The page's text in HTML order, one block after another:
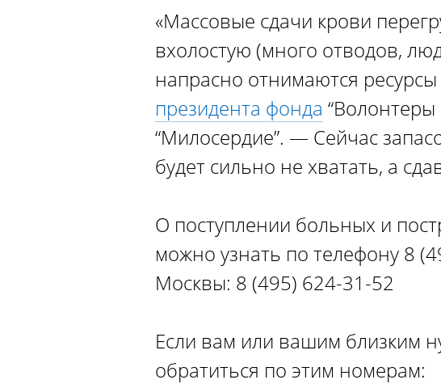
«Массовые сдачи крови
вхолостую (много отводов,
напрасно отнимаются
президента фонда
“Милосердие”. — Сейчас
будет сильно не хватать, а
О поступлении больных и
можно узнать по телефону 8
Москвы: 8 (495) 624-31-52
Если вам или вашим близким
обратиться по этим номерам: